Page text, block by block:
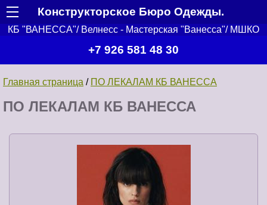
Конструкторское Бюро Одежды.
КБ "ВАНЕССА"/ Велнесс - Мастерская "Ванесса"/ МШКО
+7 926 581 48 30
Главная страница / ПО ЛЕКАЛАМ КБ ВАНЕССА
ПО ЛЕКАЛАМ КБ ВАНЕССА